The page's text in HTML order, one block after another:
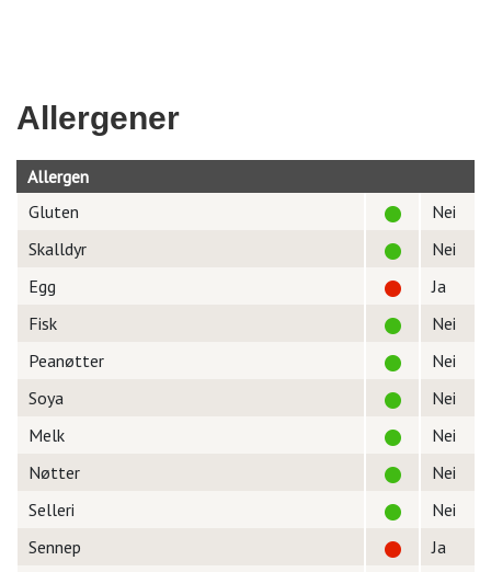
Allergener
Allergen
Gluten
Nei
Skalldyr
Nei
Egg
Ja
Fisk
Nei
Peanøtter
Nei
Soya
Nei
Melk
Nei
Nøtter
Nei
Selleri
Nei
Sennep
Ja